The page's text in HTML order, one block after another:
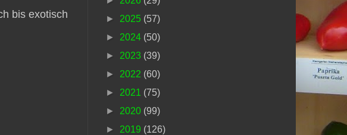
bis exotisch
► 2025 (57)
► 2024 (50)
► 2023 (39)
► 2022 (60)
► 2021 (75)
► 2020 (99)
► 2019 (126)